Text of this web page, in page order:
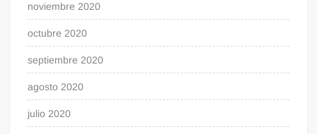
noviembre 2020
octubre 2020
septiembre 2020
agosto 2020
julio 2020